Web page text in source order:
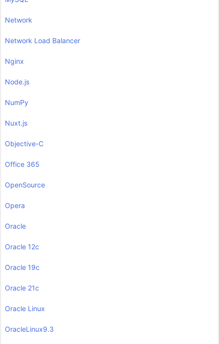
Network
Network Load Balancer
Nginx
Node.js
NumPy
Nuxt.js
Objective-C
Office 365
OpenSource
Opera
Oracle
Oracle 12c
Oracle 19c
Oracle 21c
Oracle Linux
OracleLinux9.3